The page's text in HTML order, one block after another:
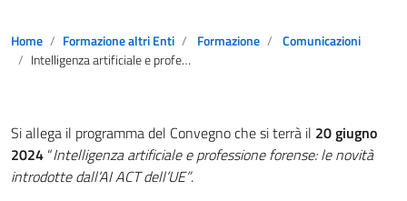
Home Formazione altri Enti Formazione
Comunicazioni
Intelligenza artificiale e professione forense: le novità introdotte dall’AI ACT dell’UE 20.06.2024 – Unione Forense per la tutela dei diritti umani
Si allega il programma del Convegno che si terrà il 20 giugno
2024 “Intelligenza artificiale e professione forense: le novità
introdotte dall’AI ACT dell’UE”.